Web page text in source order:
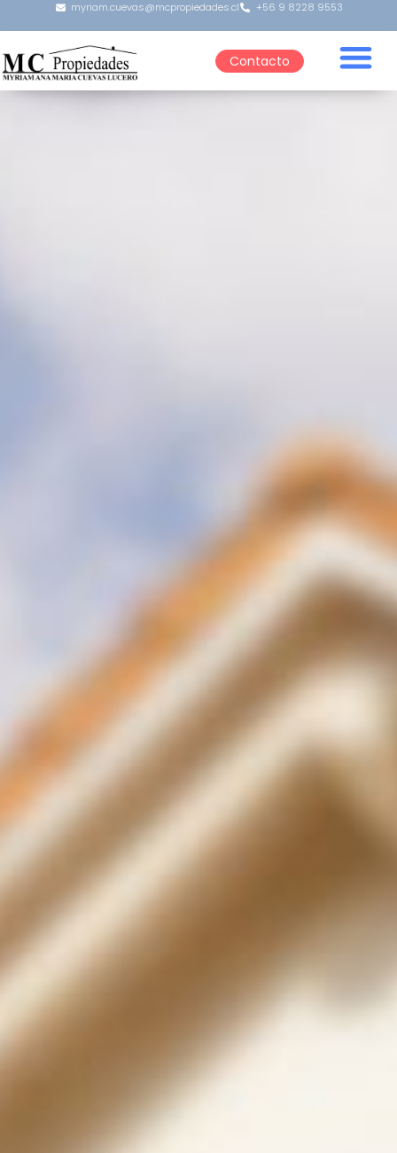
myriam.cuevas@mcpropiedades.cl +56 9 8228 9553
Contacto